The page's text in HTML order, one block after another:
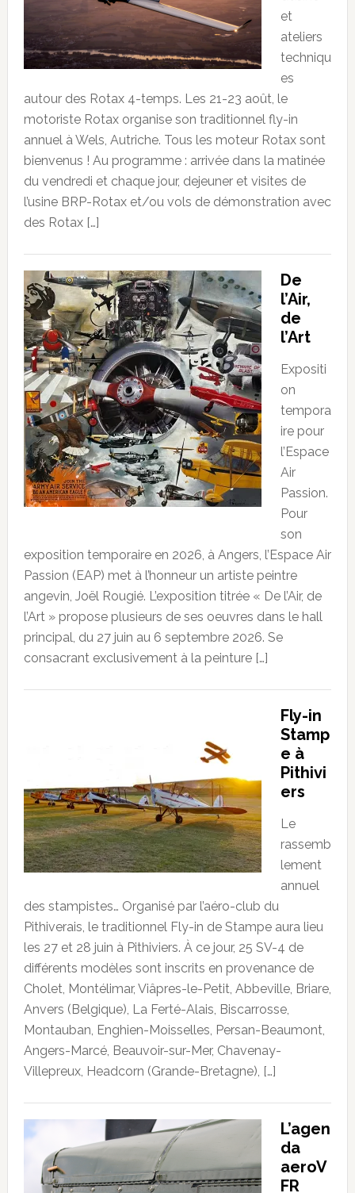
et
ateliers
techniqu
es
autour des Rotax 4-temps. Les 21-23 août, le
motoriste Rotax organise son traditionnel fly-in
annuel à Wels, Autriche. Tous les moteur Rotax sont
bienvenus ! Au programme : arrivée dans la matinée
du vendredi et chaque jour, dejeuner et visites de
l’usine BRP-Rotax et/ou vols de démonstration avec
des Rotax […]
De
l’Air,
de
l’Art
Expositi
on
tempora
ire pour
l’Espace
Air
Passion.
Pour
son
exposition temporaire en 2026, à Angers, l’Espace Air
Passion (EAP) met à l’honneur un artiste peintre
angevin, Joël Rougié. L’exposition titrée « De l’Air, de
l’Art » propose plusieurs de ses oeuvres dans le hall
principal, du 27 juin au 6 septembre 2026. Se
consacrant exclusivement à la peinture […]
Fly-in
Stamp
e à
Pithivi
ers
Le
rassemb
lement
annuel
des stampistes… Organisé par l’aéro-club du
Pithiverais, le traditionnel Fly-in de Stampe aura lieu
les 27 et 28 juin à Pithiviers. À ce jour, 25 SV-4 de
différents modèles sont inscrits en provenance de
Cholet, Montélimar, Viâpres-le-Petit, Abbeville, Briare,
Anvers (Belgique), La Ferté-Alais, Biscarrosse,
Montauban, Enghien-Moisselles, Persan-Beaumont,
Angers-Marcé, Beauvoir-sur-Mer, Chavenay-
Villepreux, Headcorn (Grande-Bretagne), […]
L’agen
da
aeroV
FR